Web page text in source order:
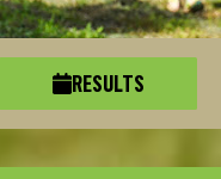
RESULTS